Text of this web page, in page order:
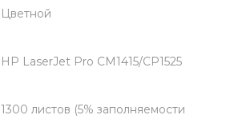
Цветной
HP LaserJet Pro CM1415/CP1525
1300 листов (5% заполняемости